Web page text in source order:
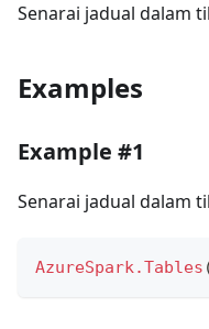
Senarai jadual dalam
Examples
Example #1
Senarai jadual dalam
AzureSpark.Tables